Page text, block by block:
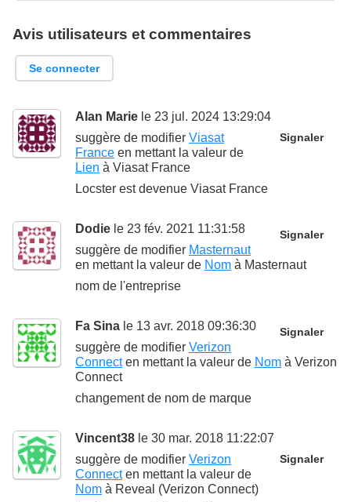
Avis utilisateurs et commentaires
Se connecter
Alan Marie le 23 jul. 2024 13:29:04
Signaler
suggère de modifier Viasat
France en mettant la valeur de
Lien à Viasat France
Locster est devenue Viasat France
Dodie le 23 fév. 2021 11:31:58 Signaler
suggère de modifier Masternaut
en mettant la valeur de Nom à Masternaut
nom de l'entreprise
Fa Sina le 13 avr. 2018 09:36:30 Signaler
suggère de modifier Verizon
Connecten mettant la valeur de Nom à Verizon
Connect
changement de nom de marque
Vincent38 le 30 mar. 2018 11:22:07
Signaler
suggère de modifier Verizon
Connecten mettant la valeur de
Nom à Reveal (Verizon Connect)